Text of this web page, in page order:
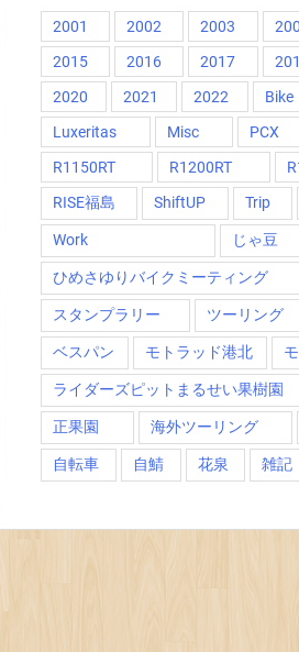
2001 2002 2003
2015
2016 2017
2020
2021 2022 Bike
Luxeritas
Misc PCX
R1150RT
R1200RT
RISE福島
ShiftUP Trip
Work じゃ豆
ひめさゆりバイクミーティング
スタンプラリー ツーリング
ベスパン モトラッド港北
ライダーズピットまるせい果樹園
正果園 海外ツーリング
自転車 自鯖 花泉 雑記